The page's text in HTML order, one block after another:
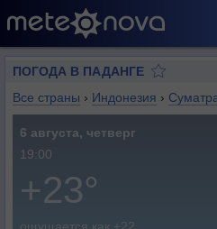
ПОГОДА В ПАДАНГЕ
Все страны › Индонезия ›
6 августа, четверг
19:00
+23°